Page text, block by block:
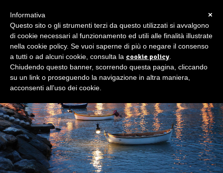
×
Informativa
Questo sito o gli strumenti terzi da questo utilizzati si avvalgono
di cookie necessari al funzionamento ed utili alle finalità illustrate
nella cookie policy. Se vuoi saperne di più o negare il consenso
a tutti o ad alcuni cookie, consulta la cookie policy
Chiudendo questo banner, scorrendo questa pagina, cliccando
su un link o proseguendo la navigazione in altra maniera,
acconsenti all’uso dei cookie.